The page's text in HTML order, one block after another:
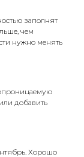
заполнят
чем
нужно менять
добавить
Хорошо